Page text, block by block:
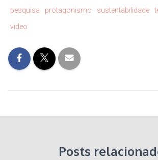
pesquisa
protagonismo sustentabilidade
video
Posts